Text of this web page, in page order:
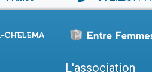
L'association